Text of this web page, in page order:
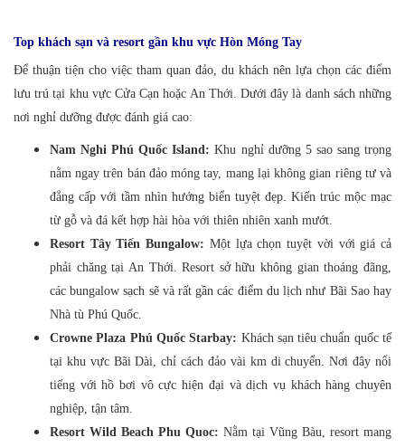
Top khách sạn và resort gần khu vực Hòn Móng Tay
Để thuận tiện cho việc tham quan đảo, du khách nên lựa chọn các điểm
lưu trú tại khu vực Cửa Cạn hoặc An Thới. Dưới đây là danh sách những
nơi nghỉ dưỡng được đánh giá cao:
Nam Nghi Phú Quốc Island: Khu nghỉ dưỡng 5 sao sang trọng
nằm ngay trên bán đảo móng tay, mang lại không gian riêng tư và
đẳng cấp với tầm nhìn hướng biển tuyệt đẹp. Kiến trúc mộc mạc
từ gỗ và đá kết hợp hài hòa với thiên nhiên xanh mướt.
Resort Tây Tiến Bungalow: Một lựa chọn tuyệt vời với giá cả
phải chăng tại An Thới. Resort sở hữu không gian thoáng đãng,
các bungalow sạch sẽ và rất gần các điểm du lịch như Bãi Sao hay
Nhà tù Phú Quốc.
Crowne Plaza Phú Quốc Starbay: Khách sạn tiêu chuẩn quốc tế
tại khu vực Bãi Dài, chỉ cách đảo vài km di chuyển. Nơi đây nổi
tiếng với hồ bơi vô cực hiện đại và dịch vụ khách hàng chuyên
nghiệp, tận tâm.
Resort Wild Beach Phu Quoc: Nằm tại Vũng Bàu, resort mang